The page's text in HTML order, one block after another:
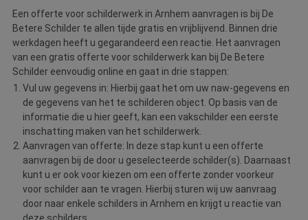
Een offerte voor schilderwerk in Arnhem aanvragen is bij De
Betere Schilder te allen tijde gratis en vrijblijvend. Binnen drie
werkdagen heeft u gegarandeerd een reactie. Het aanvragen
van een gratis offerte voor schilderwerk kan bij De Betere
Schilder eenvoudig online en gaat in drie stappen:
Vul uw gegevens in: Hierbij gaat het om uw naw-gegevens en
de gegevens van het te schilderen object. Op basis van de
informatie die u hier geeft, kan een vakschilder een eerste
inschatting maken van het schilderwerk.
Aanvragen van offerte: In deze stap kunt u een offerte
aanvragen bij de door u geselecteerde schilder(s). Daarnaast
kunt u er ook voor kiezen om een offerte zonder voorkeur
voor schilder aan te vragen. Hierbij sturen wij uw aanvraag
door naar enkele schilders in Arnhem en krijgt u reactie van